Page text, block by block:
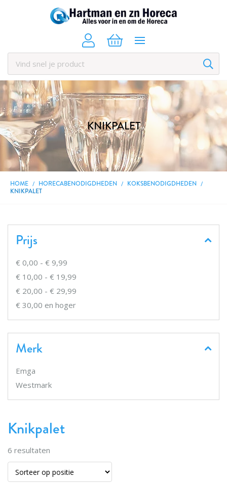
KNIKPALET
HOME HORECABENODIGDHEDEN
KOKSBENODIGDHEDEN
KNIKPALET
Knikpalet
6 resultaten
Prijs
€ 0,00 - € 9,99
€ 10,00 - € 19,99
€ 20,00 - € 29,99
€ 30,00 en hoger
Merk
Emga
Westmark